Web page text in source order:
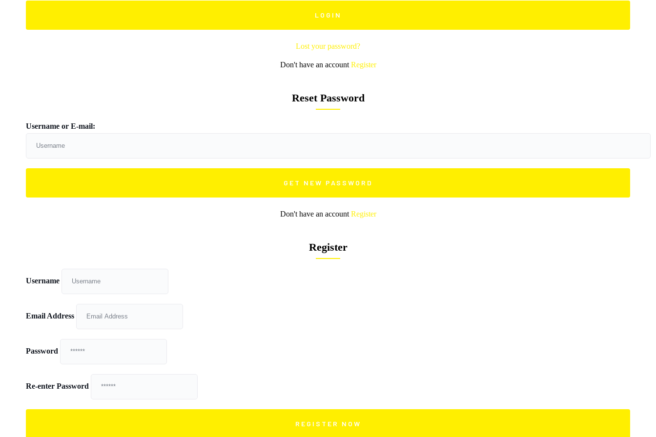
Lost your password?
Don't have an account Register
Reset Password
Username or E-mail:
Don't have an account Register
Register
Username
Email Address
Password
Re-enter Password